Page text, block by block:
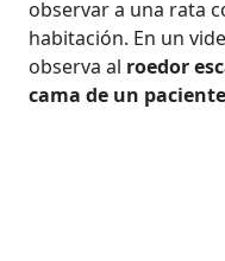
observar a una rata
habitación. En un
observa al roedor
cama de un paciente